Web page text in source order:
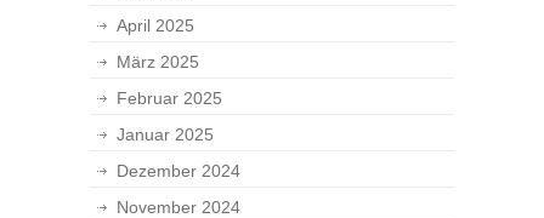
April 2025
März 2025
Februar 2025
Januar 2025
Dezember 2024
November 2024